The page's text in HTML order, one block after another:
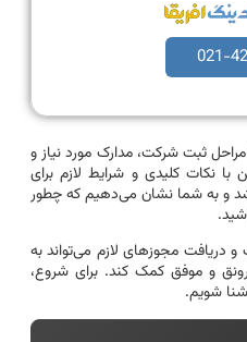
021-
ثبت شرکت، مدارک مورد نیاز و
نکات کلیدی و شرایط لازم برای
و به شما نشان می‌دهیم که چطور
و دریافت مجوزهای لازم می‌تواند به
و موفق کمک کند. برای شروع،
شویم.